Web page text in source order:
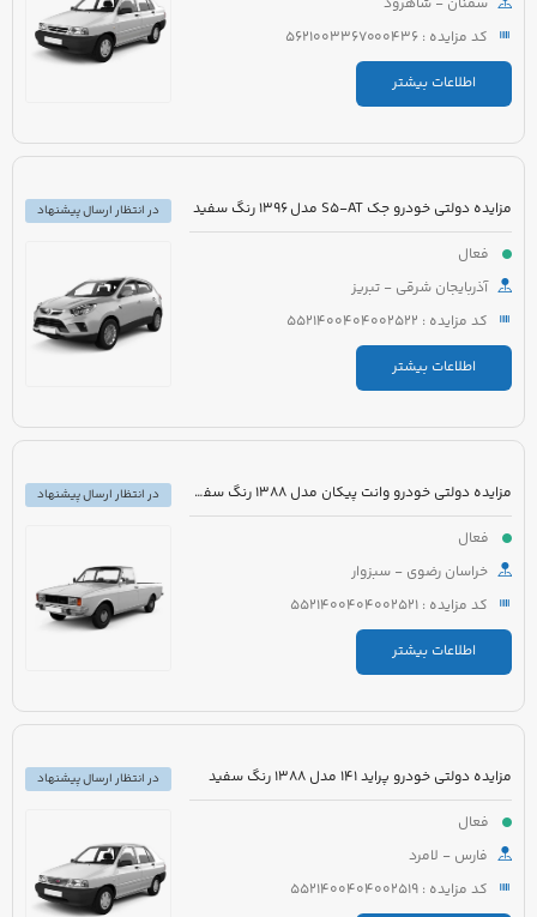
کد مزایده : 5621003367000436
اطلاعات بیشتر
مزایده دولتی خودرو جک S5-AT مدل 1396 رنگ سفید
فعال
آذربایجان شرقی - تبریز
کد مزایده : 5521400404002522
اطلاعات بیشتر
در انتظار ارسال پیشنهاد
مزایده دولتی خودرو وانت پیکان مدل 1388 رنگ سفید شیری
فعال
خراسان رضوی - سبزوار
کد مزایده : 5521400404002521
اطلاعات بیشتر
در انتظار ارسال پیشنهاد
مزایده دولتی خودرو پراید 141 مدل 1388 رنگ سفید
فعال
فارس - لامرد
کد مزایده : 5521400404002519
در انتظار ارسال پیشنهاد